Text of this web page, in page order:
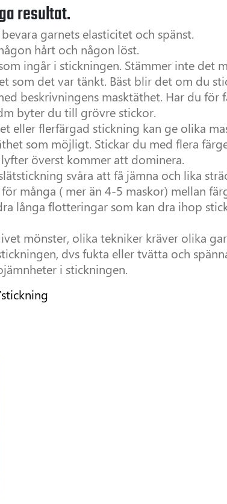
resultat.
garnets elasticitet och spänst.
hårt och någon löst.
ingår i stickningen. Stämmer inte det
som det var tänkt. Bäst blir det om du
beskrivningens masktäthet. Har du för
byter du till grövre stickor.
eller flerfärgad stickning kan ge olika
som möjligt. Stickar du med flera
överst kommer att dominera.
svåra att få jämna och lika
många ( mer än 4-5 maskor) mellan
långa flotteringar som kan dra ihop
mönster, olika tekniker kräver olika
dvs fukta eller tvätta och
i stickningen.